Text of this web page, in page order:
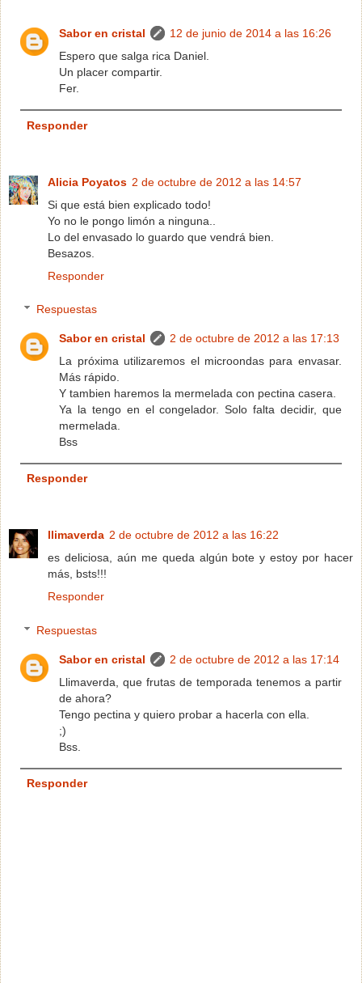
Sabor en cristal
12 de junio de 2014 a las 16:26
Espero que salga rica Daniel.
Un placer compartir.
Fer.
Responder
Alicia Poyatos 2 de octubre de 2012 a las 14:57
Si que está bien explicado todo!
Yo no le pongo limón a ninguna..
Lo del envasado lo guardo que vendrá bien.
Besazos.
Responder
Respuestas
Sabor en cristal
2 de octubre de 2012 a las 17:13
La próxima utilizaremos el microondas para envasar.
Más rápido.
Y tambien haremos la mermelada con pectina casera.
Ya la tengo en el congelador. Solo falta decidir, que
mermelada.
Bss
Responder
llimaverda 2 de octubre de 2012 a las 16:22
es deliciosa, aún me queda algún bote y estoy por hacer
más, bsts!!!
Responder
Respuestas
Sabor en cristal
2 de octubre de 2012 a las 17:14
Llimaverda, que frutas de temporada tenemos a partir
de ahora?
Tengo pectina y quiero probar a hacerla con ella.
;)
Bss.
Responder